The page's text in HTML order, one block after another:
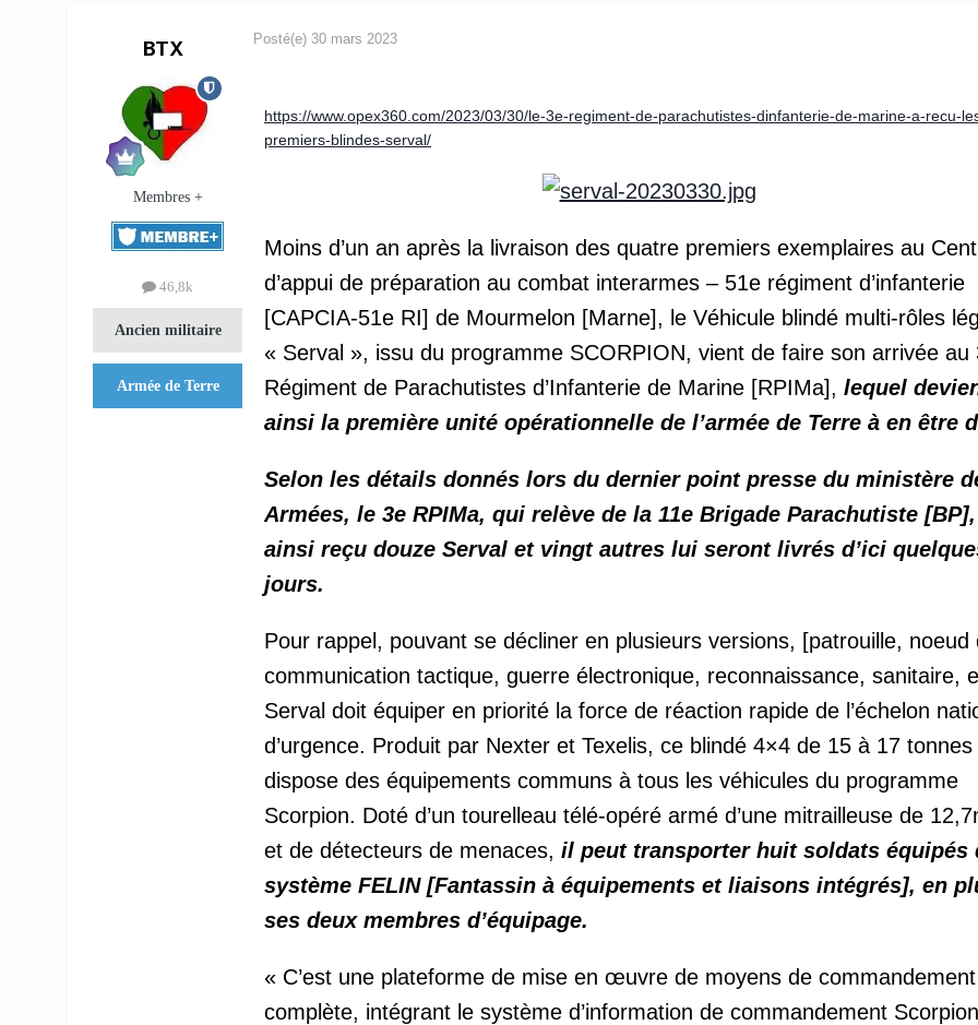
BTX
Membres +
46,8k
Ancien militaire
Armée de Terre
Posté(e) 30 mars 2023
https://www.opex360.com/2023/03/30/le-3e-regiment-de-parachutistes-dinfanterie-de-marine-a-recu-
premiers-blindes-serval/
Moins d’un an après la livraison des quatre premiers exemplaires au
d’appui de préparation au combat interarmes – 51e régiment d’infanterie
[CAPCIA-51e RI] de Mourmelon [Marne], le Véhicule blindé multi-rôles
« Serval », issu du programme SCORPION, vient de faire son arrivée au
Régiment de Parachutistes d’Infanterie de Marine [RPIMa], lequel
ainsi la première unité opérationnelle de l’armée de Terre à en être
Selon les détails donnés lors du dernier point presse du ministère
Armées, le 3e RPIMa, qui relève de la 11e Brigade Parachutiste
ainsi reçu douze Serval et vingt autres lui seront livrés d’ici
jours.
Pour rappel, pouvant se décliner en plusieurs versions, [patrouille, noeud
communication tactique, guerre électronique, reconnaissance, sanitaire,
Serval doit équiper en priorité la force de réaction rapide de l’échelon
d’urgence. Produit par Nexter et Texelis, ce blindé 4×4 de 15 à 17
dispose des équipements communs à tous les véhicules du programme
Scorpion. Doté d’un tourelleau télé-opéré armé d’une mitrailleuse de
et de détecteurs de menaces, il peut transporter huit soldats équipés
système FELIN [Fantassin à équipements et liaisons intégrés], en
ses deux membres d’équipage.
« C’est une plateforme de mise en œuvre de moyens de commandement
complète, intégrant le système d’information de commandement Scorpion